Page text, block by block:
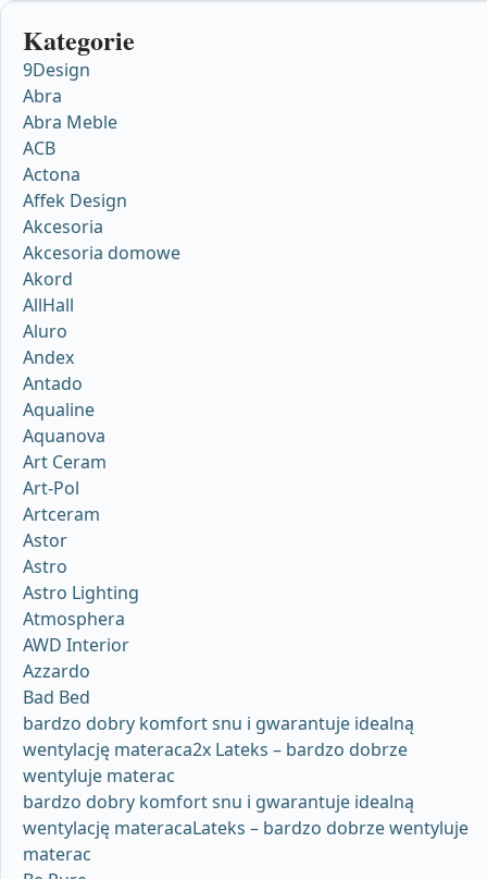
Kategorie
9Design
Abra
Abra Meble
ACB
Actona
Affek Design
Akcesoria
Akcesoria domowe
Akord
AllHall
Aluro
Andex
Antado
Aqualine
Aquanova
Art Ceram
Art-Pol
Artceram
Astor
Astro
Astro Lighting
Atmosphera
AWD Interior
Azzardo
Bad Bed
bardzo dobry komfort snu i gwarantuje idealną
wentylację materaca2x Lateks – bardzo dobrze
wentyluje materac
bardzo dobry komfort snu i gwarantuje idealną
wentylację materacaLateks – bardzo dobrze wentyluje
materac